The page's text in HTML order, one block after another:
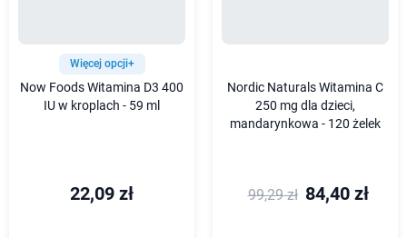
Więcej opcji+
Now Foods Witamina D3 400
IU w kroplach - 59 ml
22,09 zł
Nordic Naturals Witamina C
250 mg dla dzieci,
mandarynkowa - 120 żelek
99,29 zł 84,40 zł